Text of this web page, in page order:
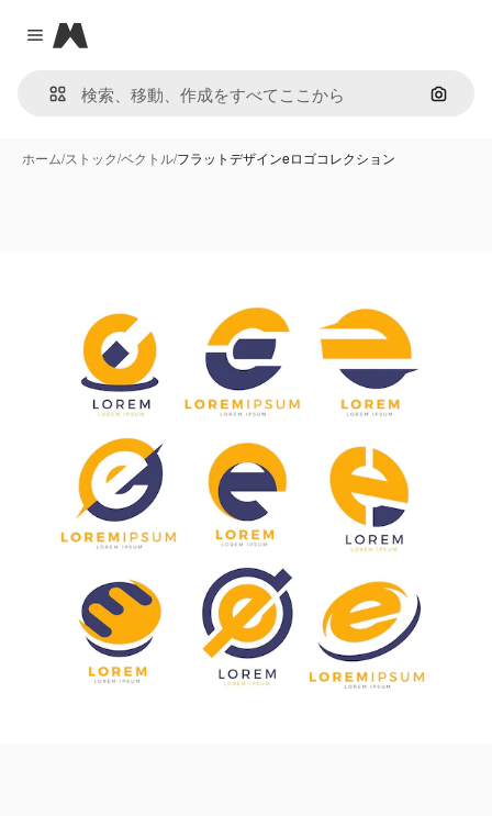
Close menu
Magnific
画像で
ホーム/ストック/ベクトル/フラットデザインeロゴコレクション